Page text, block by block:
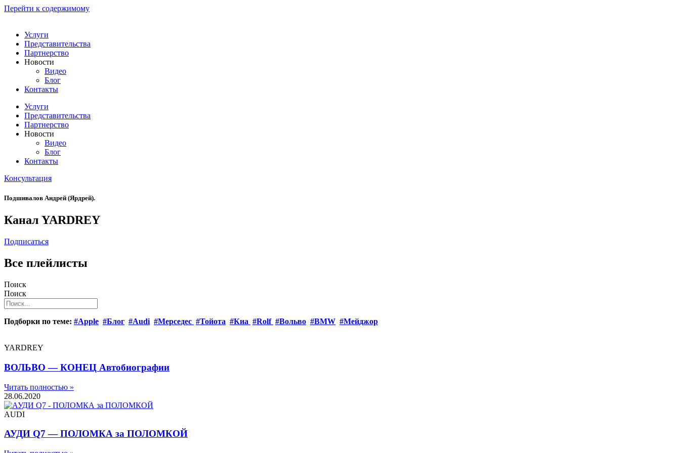
Перейти к содержимому
Услуги
Представительства
Партнерство
Новости
Видео
Блог
Контакты
Услуги
Представительства
Партнерство
Новости
Видео
Блог
Контакты
Консультация
Подшивалов Андрей (Ярдрей).
Канал YARDREY
Подписаться
Все плейлисты
Поиск
Поиск
Подборки по теме: #Apple #Блог #Audi #Мерседес #Тойота #Киа #Rolf #Вольво #BMW #Мейджор
YARDREY
ВОЛЬВО — КОНЕЦ Автобиографии
Читать полностью »
28.06.2020
AUDI
АУДИ Q7 — ПОЛОМКА за ПОЛОМКОЙ